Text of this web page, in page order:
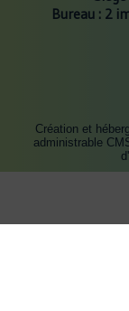
Bureau : 2
Création et
administrable